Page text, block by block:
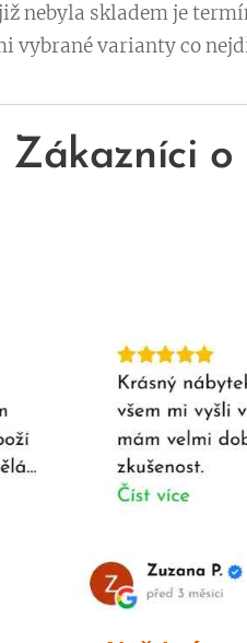
nebyla skladem je
vybrané varianty co
Zákazníci o